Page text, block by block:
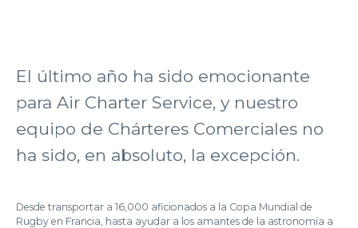
El último año ha sido emocionante
para Air Charter Service, y nuestro
equipo de Chárteres Comerciales no
ha sido, en absoluto, la excepción.
Desde transportar a 16,000 aficionados a la Copa Mundial de
Rugby en Francia, hasta ayudar a los amantes de la astronomía a